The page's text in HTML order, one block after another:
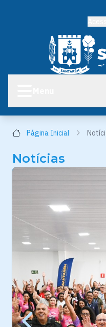
Página Inicial
Notícias